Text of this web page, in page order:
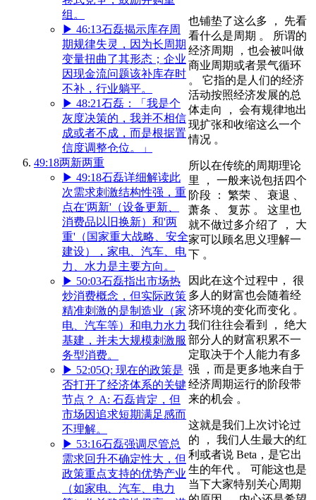
组。
▶ 46:13石磊揭示库存周
期规律失灵，因为长周期
变量扭曲了其形态；企业
因现金流问题该补库存时
不补，行业躺平。
▶ 48:21石磊：「我是个
灰度决策的，我并不相信
成或者不成，而是根据置
信度调整仓位。」
49:18两新两重
▶ 49:18石磊详细解读此
次需求刺激结构性强，重
点在'两新'（设备更新、
消费品以旧换新）和'两
重'（国家重大战略、安全
建设），家电、汽车、电
力、水力是主要方向。
▶ 50:03石磊指出市场热
炒消费概念，但实际政策
精准刺激的是制造业（家
电、汽车等）和电力水力
基建，并未大规模刺激服
务型消费。
▶ 52:05Q: 现在的政策是
否打开了经济体系的关键
节点？ A: 石磊肯定，但
市场因追求短期满足感而
不理解。
▶ 53:16石磊强调尽管总
需求回升不确定性大，但
政策重点支持的优势产业
（如家电、汽车、电力
也铺垫了这么多 ， 先看
看什么是周期 。 所谓的
经济周期 ，也会被叫做
商业周期或者景气循环
。 它指的是人们的经济
活动按照经济发展的总
体走向 ， 会有规律地出
现扩张和收缩这么一个
情况 。
所以在传统的周期理论
里 ， 一般来说包括四个
阶段 ： 繁荣 、 衰退 、
萧条 、 复苏 。 这里也
就不做过多介绍了 ， 大
家可以顾名思义理解一
下 。
因此在这个过程中， 很
多人的财富也会随着经
济环境的变化而变化 。
我们往往会看到 ， 绝大
部分人的财富积累不一
定取决于个人能力有多
强 ，而是更多地来自于
经济周期运行的阶段带
来的机会 。
这就是我们上次讨论过
的 ， 我们人生最大的红
利或者说 Beta，是它出
生的年代 。 可能这也是
当下大家特别关心周期